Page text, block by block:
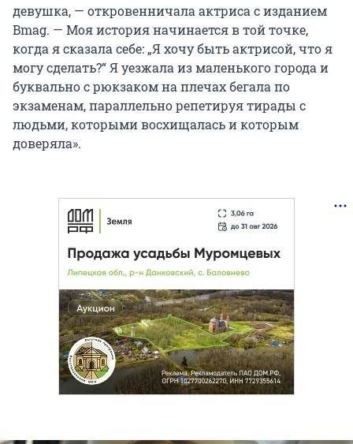
девушка, — откровенничала актриса с изданием
Bmag. — Моя история начинается в той точке,
когда я сказала себе: „Я хочу быть актрисой, что я
могу сделать?“ Я уезжала из маленького города и
буквально с рюкзаком на плечах бегала по
экзаменам, параллельно репетируя тирады с
людьми, которыми восхищалась и которым
доверяла».